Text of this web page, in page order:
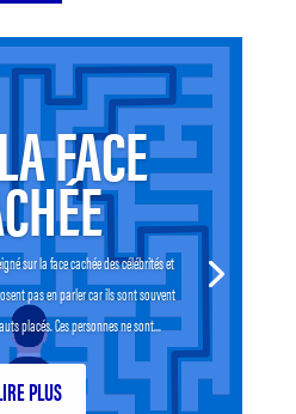
FACE
sur la face cachée des célébrités et
pas en parler car ils sont souvent
placés. Ces personnes ne sont...
PLUS